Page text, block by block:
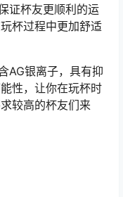
证杯友更顺利的运
杯过程中更加舒适
AG银离子，具有抑
性，让你在玩杯时
较高的杯友们来